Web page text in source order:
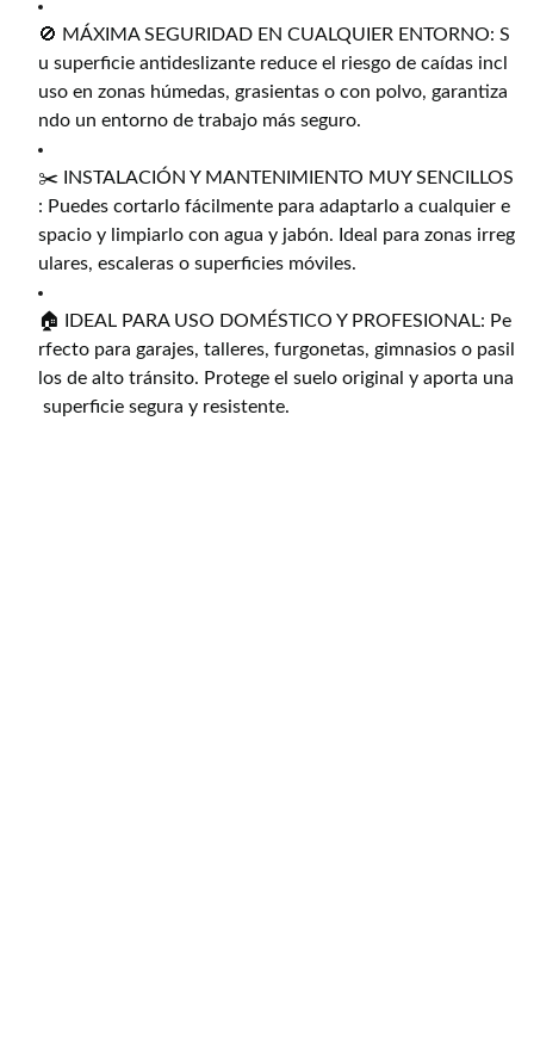
🚫 MÁXIMA SEGURIDAD EN CUALQUIER ENTORNO: S
u superficie antideslizante reduce el riesgo de caídas incl
uso en zonas húmedas, grasientas o con polvo, garantiza
ndo un entorno de trabajo más seguro.
✂️ INSTALACIÓN Y MANTENIMIENTO MUY SENCILLOS
: Puedes cortarlo fácilmente para adaptarlo a cualquier e
spacio y limpiarlo con agua y jabón. Ideal para zonas irreg
ulares, escaleras o superficies móviles.
🏠 IDEAL PARA USO DOMÉSTICO Y PROFESIONAL: Pe
rfecto para garajes, talleres, furgonetas, gimnasios o pasil
los de alto tránsito. Protege el suelo original y aporta una
superficie segura y resistente.